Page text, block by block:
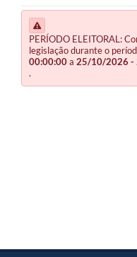
PERÍODO ELEITORAL:
legislação durante o
00:00:00a 25/10/2026 -
.